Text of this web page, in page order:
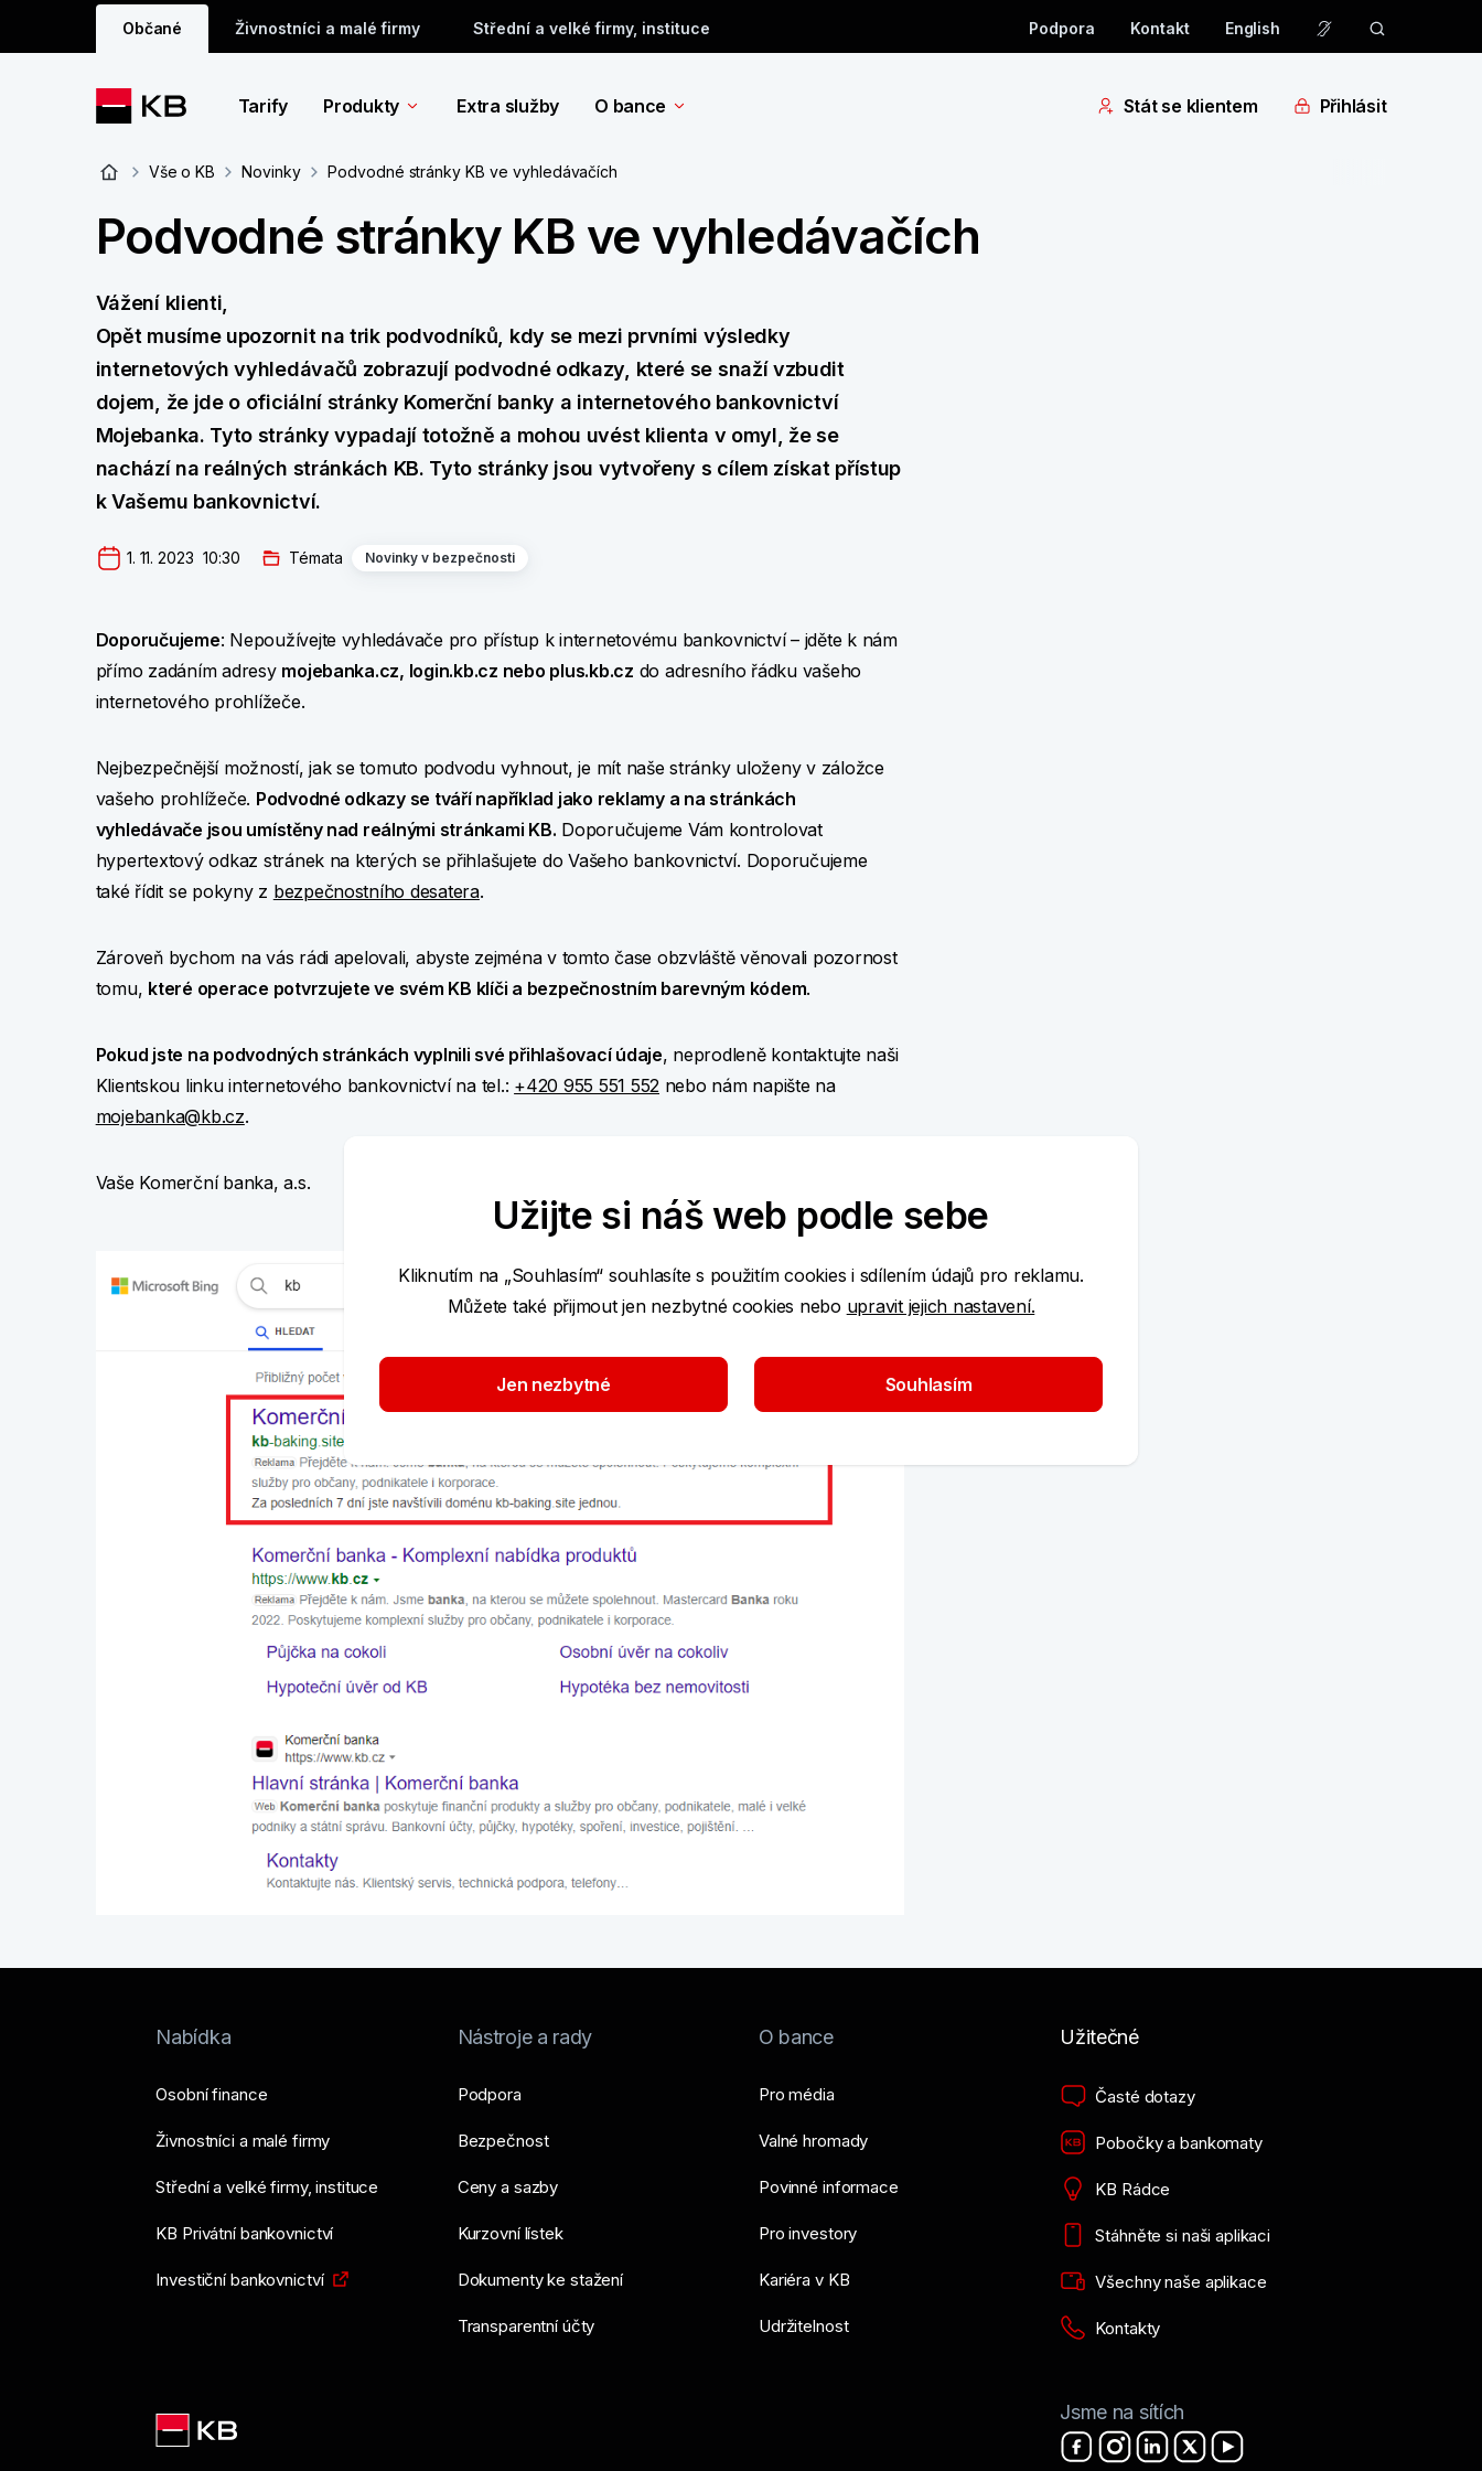
Občané Živnostníci a malé firmy Střední a velké firmy, instituce Podpora Kontakt English
Tarify Produkty Extra služby O bance Stát se klientem Přihlásit
Vše o KB Novinky Podvodné stránky KB ve vyhledávačích
Podvodné stránky KB ve vyhledávačích
Vážení klienti,
Opět musíme upozornit na trik podvodníků, kdy se mezi prvními výsledky
internetových vyhledávačů zobrazují podvodné odkazy, které se snaží vzbudit
dojem, že jde o oficiální stránky Komerční banky a internetového bankovnictví
Mojebanka. Tyto stránky vypadají totožně a mohou uvést klienta v omyl, že se
nachází na reálných stránkách KB. Tyto stránky jsou vytvořeny s cílem získat přístup
k Vašemu bankovnictví.
1. 11. 2023  10:30 Témata Novinky v bezpečnosti
Doporučujeme: Nepoužívejte vyhledávače pro přístup k internetovému bankovnictví – jděte k nám
přímo zadáním adresy mojebanka.cz, login.kb.cz nebo plus.kb.cz do adresního řádku vašeho
internetového prohlížeče.
Nejbezpečnější možností, jak se tomuto podvodu vyhnout, je mít naše stránky uloženy v záložce
vašeho prohlížeče. Podvodné odkazy se tváří například jako reklamy a na stránkách
vyhledávače jsou umístěny nad reálnými stránkami KB. Doporučujeme Vám kontrolovat
hypertextový odkaz stránek na kterých se přihlašujete do Vašeho bankovnictví. Doporučujeme
také řídit se pokyny z bezpečnostního desatera.
Zároveň bychom na vás rádi apelovali, abyste zejména v tomto čase obzvláště věnovali pozornost
tomu, které operace potvrzujete ve svém KB klíči a bezpečnostním barevným kódem.
Pokud jste na podvodných stránkách vyplnili své přihlašovací údaje, neprodleně kontaktujte naši
Klientskou linku internetového bankovnictví na tel.: +420 955 551 552 nebo nám napište na
mojebanka@kb.cz.
Vaše Komerční banka, a.s.
Nabídka
Osobní finance
Živnostníci a malé firmy
Střední a velké firmy, instituce
KB Privátní bankovnictví
Investiční bankovnictví
Nástroje a rady
Podpora
Bezpečnost
Ceny a sazby
Kurzovní lístek
Dokumenty ke stažení
Transparentní účty
O bance
Pro média
Valné hromady
Povinné informace
Pro investory
Kariéra v KB
Udržitelnost
Užitečné
Časté dotazy
Pobočky a bankomaty
KB Rádce
Stáhněte si naši aplikaci
Všechny naše aplikace
Kontakty
Jsme na sítích
Užijte si náš web podle sebe
Kliknutím na „Souhlasím“ souhlasíte s použitím cookies i sdílením údajů pro reklamu.
Můžete také přijmout jen nezbytné cookies nebo upravit jejich nastavení.
Jen nezbytné Souhlasím